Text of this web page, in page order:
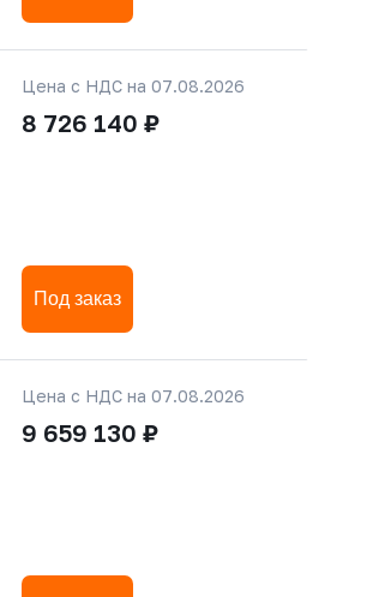
Цена с НДС на 07.08.2026
8 726 140 ₽
Под заказ
Цена с НДС на 07.08.2026
9 659 130 ₽